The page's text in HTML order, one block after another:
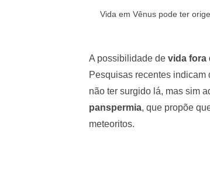
Vida em Vênus pode ter
A possibilidade de vida fora
Pesquisas recentes
não ter surgido lá, mas sim
panspermia, que propõe
meteoritos.